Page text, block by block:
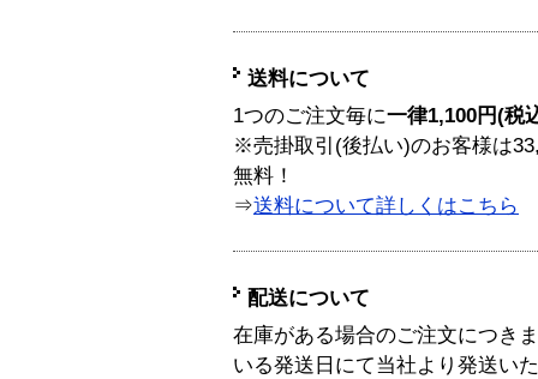
送料について
1つのご注文毎に一律1,100円(税
※売掛取引(後払い)のお客様は
無料！
⇒送料について詳しくはこちら
配送について
在庫がある場合のご注文につき
いる発送日にて当社より発送い